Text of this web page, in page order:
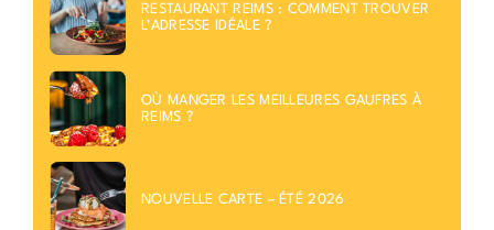
RESTAURANT REIMS : COMMENT TROUVER
L’ADRESSE IDÉALE ?
OÙ MANGER LES MEILLEURES GAUFRES À
REIMS ?
NOUVELLE CARTE – ÉTÉ 2026